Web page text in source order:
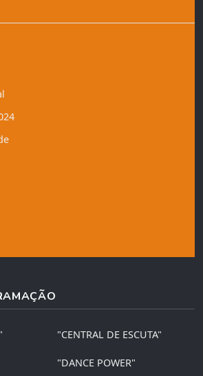
"CENTRAL DE ESCUTA"
"DANCE POWER"